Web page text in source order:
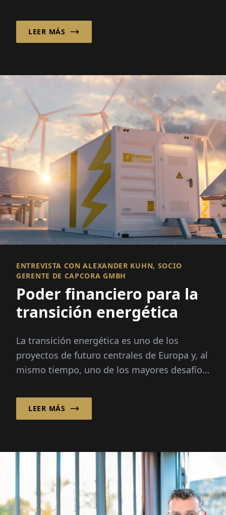
riesgo enfrentan desafíos crecientes en
cuanto a la competencia de la fuerza laboral
LEER MÁS
ENTREVISTA CON ALEXANDER KUHN, SOCIO
GERENTE DE CAPCORA GMBH
Poder financiero para la
transición energética
La transición energética es uno de los
proyectos de futuro centrales de Europa y, al
mismo tiempo, uno de los mayores desafíos
LEER MÁS